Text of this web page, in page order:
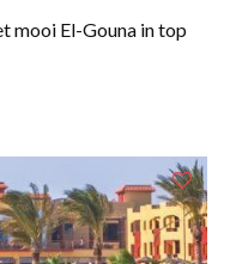
mooi El-Gouna in top